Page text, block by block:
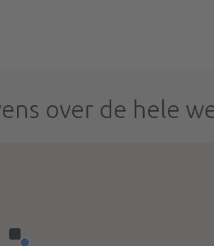
over de hele